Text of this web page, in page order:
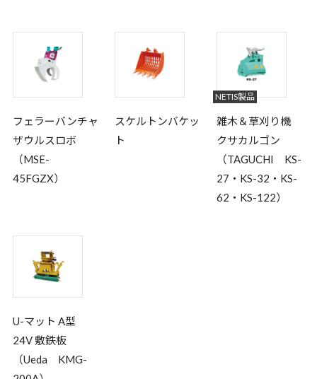
フェラーバンチャ
ザウルスロボ
（MSE-
45FGZX）
スケルトンバケッ
ト
NETIS製品
雑木＆草刈り機
クサカルゴン
（TAGUCHI KS-
27・KS-32・KS-
62・KS-122）
U-マット A型
24V 敷鉄板
（Ueda KMG-